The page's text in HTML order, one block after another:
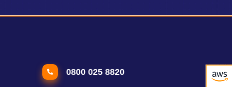
0800 025 8820